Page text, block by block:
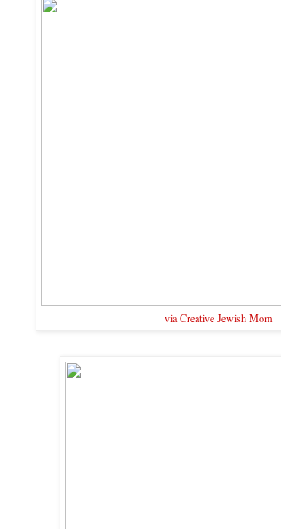
via Creative Jewish Mom